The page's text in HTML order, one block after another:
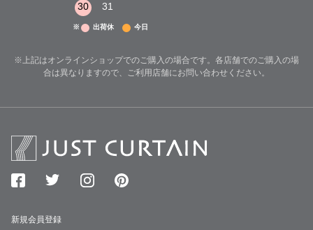
30
31
※ 出荷休 今日
※上記はオンラインショップでのご購入の場合です。各店舗でのご購入の場
合は異なりますので、ご利用店舗にお問い合わせください。
新規会員登録